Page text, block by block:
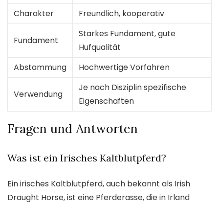
Charakter
Freundlich, kooperativ
Fundament
Starkes Fundament, gute
Hufqualität
Abstammung
Hochwertige Vorfahren
Verwendung
Je nach Disziplin spezifische
Eigenschaften
Fragen und Antworten
Was ist ein Irisches Kaltblutpferd?
Ein irisches Kaltblutpferd, auch bekannt als Irish
Draught Horse, ist eine Pferderasse, die in Irland